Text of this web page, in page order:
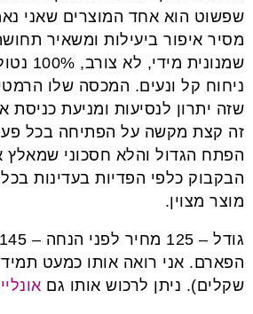
שפשוט הוא אחד המוצרים שאני
מסיר איפור ביעילות ומשאיר
ניחוח קל ונעים. המכסה שלו
שזה יתרון לנסיעות ומניעת כניסת
זה קצת מקשה על הפתיחה בכל
הפתח הגדול והלא חסכוני שמאלץ
הבקבוק כלפי הפדיות בעדינות
מוצר מצוין.
שקלים). ניתן לרכוש אותו גם